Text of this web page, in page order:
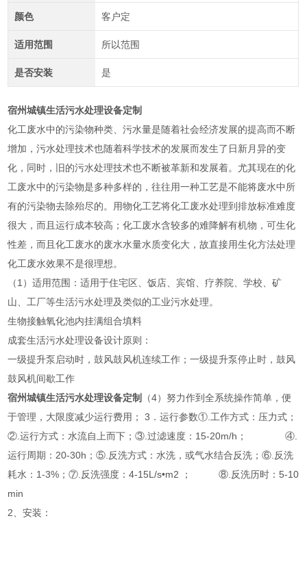
颜色 客户定
适用范围 所以范围
是否安装 是
宿州城镇生活污水处理设备定制
化工废水中的污染物种类、污水量是随着社会经济发展的提高而不断
增加，污水处理技术也随着科学技术的发展而发生了日新月异的变
化，同时，旧的污水处理技术也不断被革新和发展着。尤其现在的化
工废水中的污染物是多种多样的，往往用一种工艺是不能将废水中所
有的污染物去除殆尽的。用物化工艺将化工废水处理到排放标准难度
很大，而且运行成本较高；化工废水含较多的难降解有机物，可生化
性差，而且化工废水的废水水量水质变化大，故直接用生化方法处理
化工废水效果不是很理想。
（1）适用范围：适用于住宅区、饭店、宾馆、疗养院、学校、矿
山、工厂等生活污水处理及类似的工业污水处理。
生物接触氧化池内挂满组合填料
成套生活污水处理设备设计原则：
一级提升泵启动时，鼓风鼓风机连续工作；一级提升泵停止时，鼓风
鼓风机间歇工作
宿州城镇生活污水处理设备定制
（4）努力作到全系统操作简单，便
于管理，大限度减少运行费用； 3．运行参数①.工作方式：压力式；
②.运行方式：水流自上而下；③.过滤速度：15-20m/h； ④.
运行周期：20-30h；⑤.反洗方式：水洗，或气水结合反洗；⑥.反洗
耗水：1-3%；⑦.反洗强度：4-15L/s•m2 ； ⑧.反洗历时：5-10
min
2、安装：